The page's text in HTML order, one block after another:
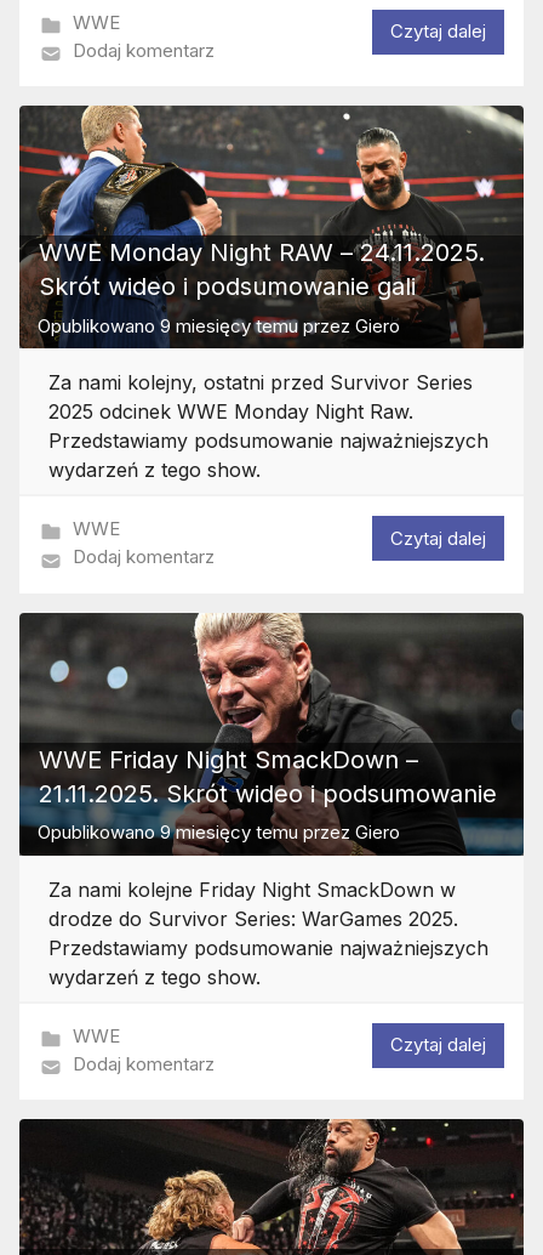
WWE
Dodaj komentarz
Czytaj dalej
WWE Monday Night RAW – 24.11.2025.
Skrót wideo i podsumowanie gali
Opublikowano9 miesięcy temu przez Giero
Za nami kolejny, ostatni przed Survivor Series
2025 odcinek WWE Monday Night Raw.
Przedstawiamy podsumowanie najważniejszych
wydarzeń z tego show.
WWE
Dodaj komentarz
Czytaj dalej
WWE Friday Night SmackDown –
21.11.2025. Skrót wideo i podsumowanie
Opublikowano9 miesięcy temu przez Giero
Za nami kolejne Friday Night SmackDown w
drodze do Survivor Series: WarGames 2025.
Przedstawiamy podsumowanie najważniejszych
wydarzeń z tego show.
WWE
Dodaj komentarz
Czytaj dalej